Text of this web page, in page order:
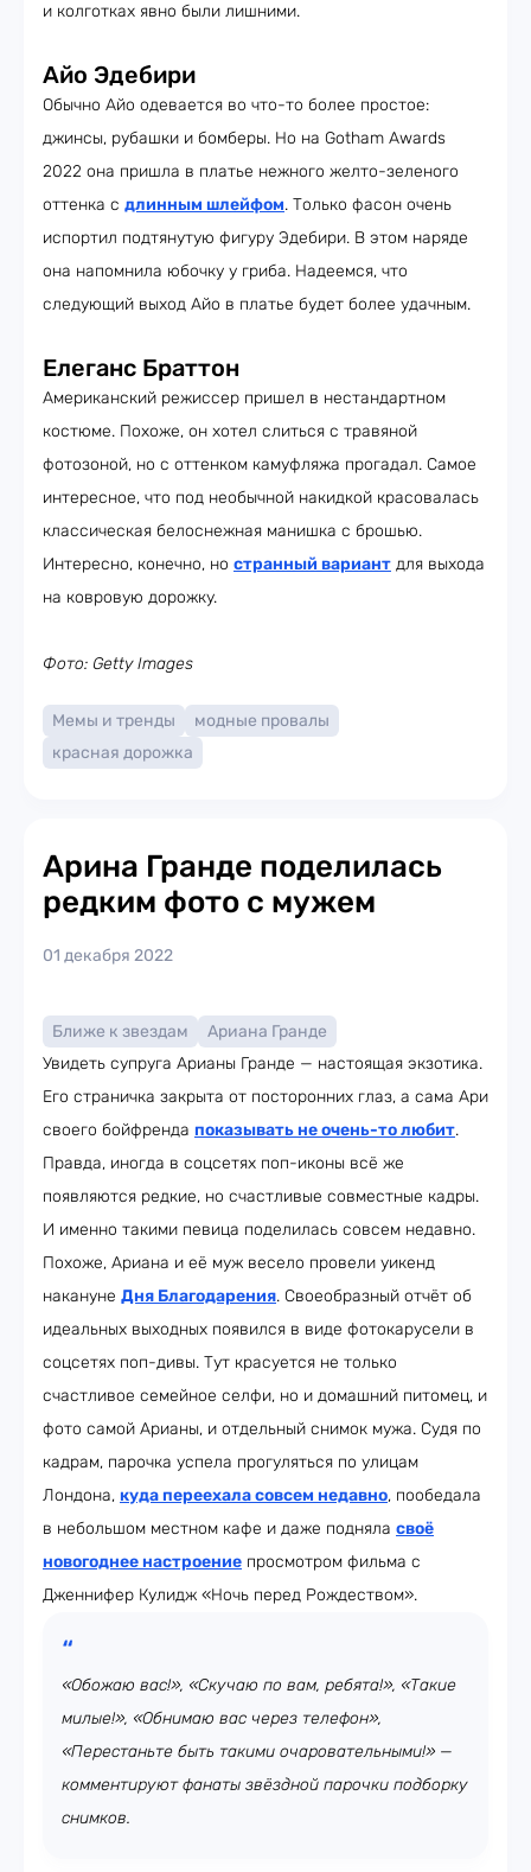
и колготках явно были лишними.
Айо Эдебири
Обычно Айо одевается во что-то более простое:
джинсы, рубашки и бомберы. Но на Gotham Awards
2022 она пришла в платье нежного желто-зеленого
оттенка с длинным шлейфом. Только фасон очень
испортил подтянутую фигуру Эдебири. В этом наряде
она напомнила юбочку у гриба. Надеемся, что
следующий выход Айо в платье будет более удачным.
Елеганс Браттон
Американский режиссер пришел в нестандартном
костюме. Похоже, он хотел слиться с травяной
фотозоной, но с оттенком камуфляжа прогадал. Самое
интересное, что под необычной накидкой красовалась
классическая белоснежная манишка с брошью.
Интересно, конечно, но странный вариант для выхода
на ковровую дорожку.
Фото: Getty Images
Мемы и тренды
модные провалы
красная дорожка
Арина Гранде поделилась
редким фото с мужем
01 декабря 2022
Ближе к звездам
Ариана Гранде
Увидеть супруга Арианы Гранде — настоящая экзотика.
Его страничка закрыта от посторонних глаз, а сама Ари
своего бойфренда показывать не очень-то любит.
Правда, иногда в соцсетях поп-иконы всё же
появляются редкие, но счастливые совместные кадры.
И именно такими певица поделилась совсем недавно.
Похоже, Ариана и её муж весело провели уикенд
накануне Дня Благодарения. Своеобразный отчёт об
идеальных выходных появился в виде фотокарусели в
соцсетях поп-дивы. Тут красуется не только
счастливое семейное селфи, но и домашний питомец, и
фото самой Арианы, и отдельный снимок мужа. Судя по
кадрам, парочка успела прогуляться по улицам
Лондона, куда переехала совсем недавно, пообедала
в небольшом местном кафе и даже подняла своё
новогоднее настроение просмотром фильма с
Дженнифер Кулидж «Ночь перед Рождеством».
«Обожаю вас!», «Скучаю по вам, ребята!», «Такие
милые!», «Обнимаю вас через телефон»,
«Перестаньте быть такими очаровательными!» —
комментируют фанаты звёздной парочки подборку
снимков.